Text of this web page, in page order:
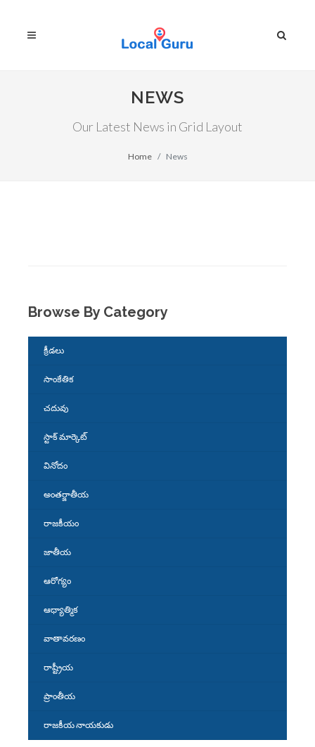
NEWS
Our Latest News in Grid Layout
Home News
Browse By Category
క్రీడలు
సాంకేతిక
చదువు
స్టాక్ మార్కెట్
వినోదం
అంతర్జాతీయ
రాజకీయం
జాతీయ
ఆరోగ్యం
ఆధ్యాత్మిక
వాతావరణం
రాష్ట్రీయ
ప్రాంతీయ
రాజకీయ నాయకుడు